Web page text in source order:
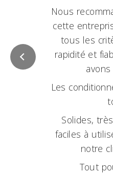
Nous
cette
tous les
rapidité et
Les
Solides,
faciles à
notre
Tout